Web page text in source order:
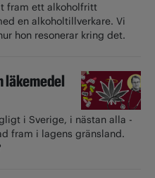
fram ett alkoholfritt
en alkoholtillverkare. Vi
hon resonerar kring det.
läkemedel
i ­Sverige, i nästan alla
fram i lagens gränsland.